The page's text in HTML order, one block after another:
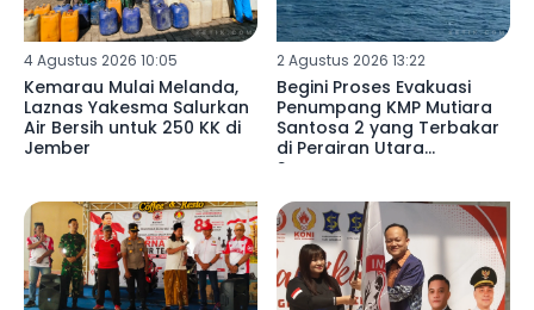
4 Agustus 2026 10:05
Kemarau Mulai Melanda,
Laznas Yakesma Salurkan
Air Bersih untuk 250 KK di
Jember
2 Agustus 2026 13:22
Begini Proses Evakuasi
Penumpang KMP Mutiara
Santosa 2 yang Terbakar
di Perairan Utara
Sumenep